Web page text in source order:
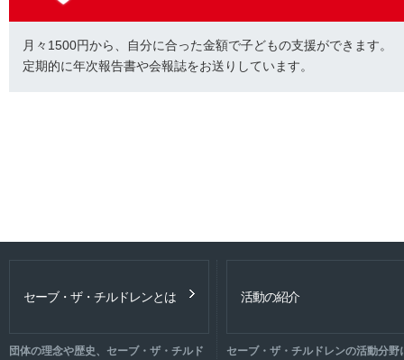
月々1500円から、自分に合った金額で子どもの支援ができます。
定期的に年次報告書や会報誌をお送りしています。
セーブ・ザ・チルドレンとは
団体の理念や歴史、セーブ・ザ・チルド
活動の紹介
セーブ・ザ・チルドレンの活動分野